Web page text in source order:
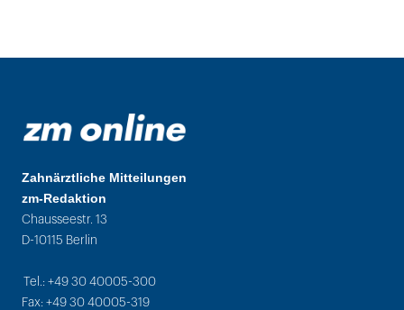
Zahnärztliche Mitteilungen
zm-Redaktion
Chausseestr. 13
D-10115 Berlin
Tel.: +49 30 40005-300
Fax: +49 30 40005-319